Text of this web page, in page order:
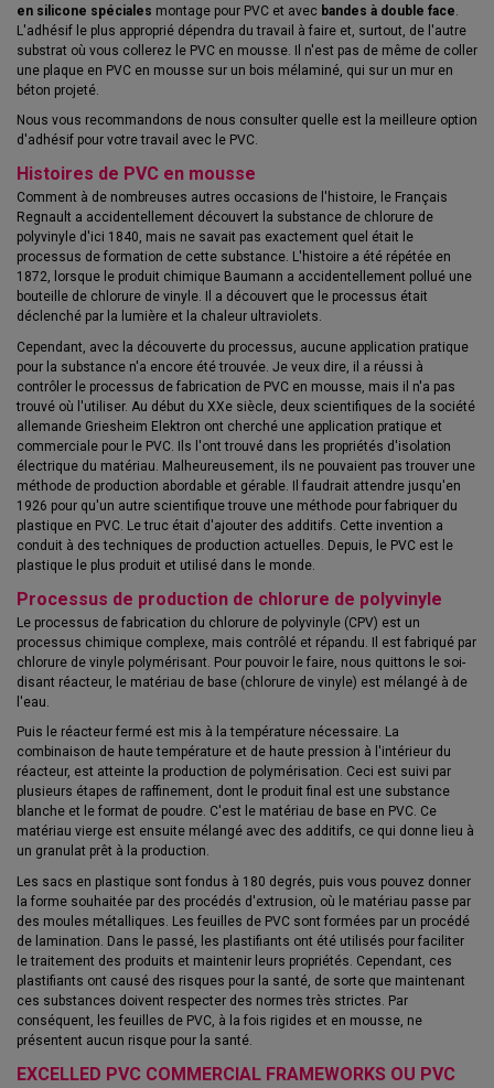
en silicone spéciales montage pour PVC et avec bandes à double face
L'adhésif le plus approprié dépendra du travail à faire et, surtout, de l'autre
substrat où vous collerez le PVC en mousse. Il n'est pas de même de coller
une plaque en PVC en mousse sur un bois mélaminé, qui sur un mur en
béton projeté.
Nous vous recommandons de nous consulter quelle est la meilleure option
d'adhésif pour votre travail avec le PVC.
Histoires de PVC en mousse
Comment à de nombreuses autres occasions de l'histoire, le Français
Regnault a accidentellement découvert la substance de chlorure de
polyvinyle d'ici 1840, mais ne savait pas exactement quel était le
processus de formation de cette substance. L'histoire a été répétée en
1872, lorsque le produit chimique Baumann a accidentellement pollué une
bouteille de chlorure de vinyle. Il a découvert que le processus était
déclenché par la lumière et la chaleur ultraviolets.
Cependant, avec la découverte du processus, aucune application pratique
pour la substance n'a encore été trouvée. Je veux dire, il a réussi à
contrôler le processus de fabrication de PVC en mousse, mais il n'a pas
trouvé où l'utiliser. Au début du XXe siècle, deux scientifiques de la société
allemande Griesheim Elektron ont cherché une application pratique et
commerciale pour le PVC. Ils l'ont trouvé dans les propriétés d'isolation
électrique du matériau. Malheureusement, ils ne pouvaient pas trouver une
méthode de production abordable et gérable. Il faudrait attendre jusqu'en
1926 pour qu'un autre scientifique trouve une méthode pour fabriquer du
plastique en PVC. Le truc était d'ajouter des additifs. Cette invention a
conduit à des techniques de production actuelles. Depuis, le PVC est le
plastique le plus produit et utilisé dans le monde.
Processus de production de chlorure de polyvinyle
Le processus de fabrication du chlorure de polyvinyle (CPV) est un
processus chimique complexe, mais contrôlé et répandu. Il est fabriqué par
chlorure de vinyle polymérisant. Pour pouvoir le faire, nous quittons le soi-
disant réacteur, le matériau de base (chlorure de vinyle) est mélangé à de
l'eau.
Puis le réacteur fermé est mis à la température nécessaire. La
combinaison de haute température et de haute pression à l'intérieur du
réacteur, est atteinte la production de polymérisation. Ceci est suivi par
plusieurs étapes de raffinement, dont le produit final est une substance
blanche et le format de poudre. C'est le matériau de base en PVC. Ce
matériau vierge est ensuite mélangé avec des additifs, ce qui donne lieu à
un granulat prêt à la production.
Les sacs en plastique sont fondus à 180 degrés, puis vous pouvez donner
la forme souhaitée par des procédés d'extrusion, où le matériau passe par
des moules métalliques. Les feuilles de PVC sont formées par un procédé
de lamination. Dans le passé, les plastifiants ont été utilisés pour faciliter
le traitement des produits et maintenir leurs propriétés. Cependant, ces
plastifiants ont causé des risques pour la santé, de sorte que maintenant
ces substances doivent respecter des normes très strictes. Par
conséquent, les feuilles de PVC, à la fois rigides et en mousse, ne
présentent aucun risque pour la santé.
EXCELLED PVC COMMERCIAL FRAMEWORKS OU PVC